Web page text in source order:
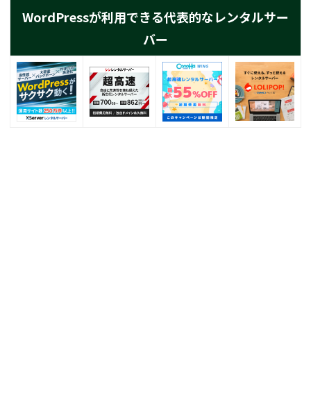
WordPressが利用できる代表的なレンタルサー
バー